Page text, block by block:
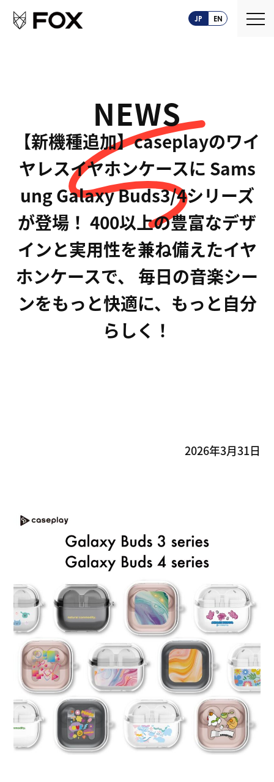
JP EN
FOXとは
創業ストーリー
Service
NEWS
【新機種追加】caseplayのワイ
ヤレスイヤホンケースに Sams
ung Galaxy Buds3/4シリーズ
が登場！ 400以上の豊富なデザ
インと実用性を兼ね備えたイヤ
ホンケースで、 毎日の音楽シー
ンをもっと快適に、もっと自分
らしく！
2026年3月31日